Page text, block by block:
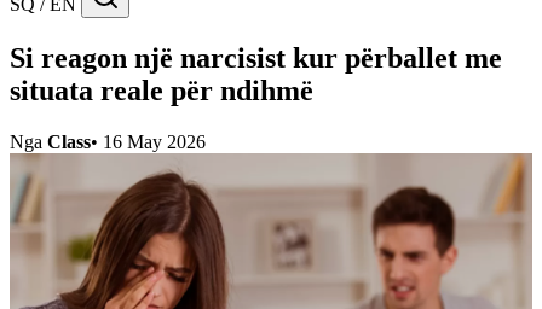
SQ / EN
Si reagon një narcisist kur përballet me
situata reale për ndihmë
Nga Class• 16 May 2026